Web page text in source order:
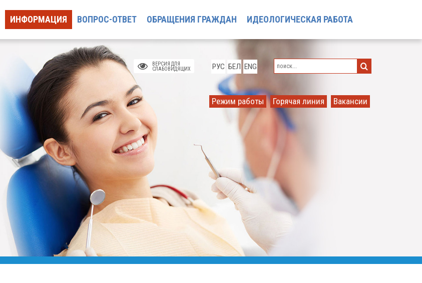
ИНФОРМАЦИЯ ВОПРОС-ОТВЕТ ОБРАЩЕНИЯ ГРАЖДАН ИДЕОЛОГИЧЕСКАЯ РАБОТА
ВЕРСИЯ ДЛЯ
СЛАБОВИДЯЩИХ
РУС БЕЛ ENG
Режим работы Горячая линия Вакансии